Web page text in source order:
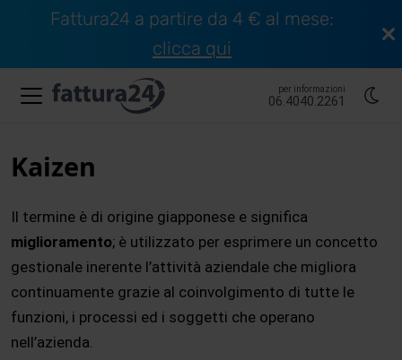
Fattura24 a partire da 4 € al mese:
clicca qui
per informazioni
06.4040.2261
Kaizen
Il termine è di origine giapponese e significa
miglioramento; è utilizzato per esprimere un concetto
gestionale inerente l’attività aziendale che migliora
continuamente grazie al coinvolgimento di tutte le
funzioni, i processi ed i soggetti che operano
nell’azienda.